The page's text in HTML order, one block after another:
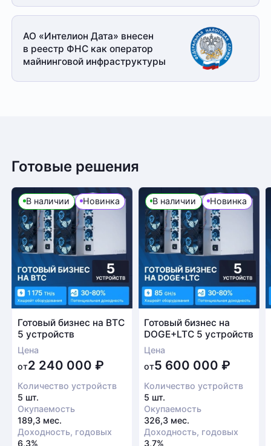
АО «Интелион Дата» внесен
в реестр ФНС как оператор
майнинговой инфраструктуры
Готовые решения
В наличии Новинка
Готовый бизнес на BTC
5 устройств
Цена
от2 240 000 ₽
Количество устройств
5 шт.
Окупаемость
189,3 мес.
Доходность, годовых
6,3%
В наличии Новинка
Готовый бизнес на
DOGE+LTC 5 устройств
Цена
от5 600 000₽
Количество устройств
5 шт.
Окупаемость
326,3 мес.
Доходность, годовых
3,7%